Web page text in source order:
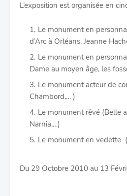
L’exposition est organisée en
Le monument en
d’Arc à Orléans, Jeanne
Le monument en
Dame au moyen âge, les
Le monument acteur de
Chambord,… )
Le monument rêvé (Belle
Narnia,…)
Le monument en vedette
Du 29 Octobre 2010 au 13